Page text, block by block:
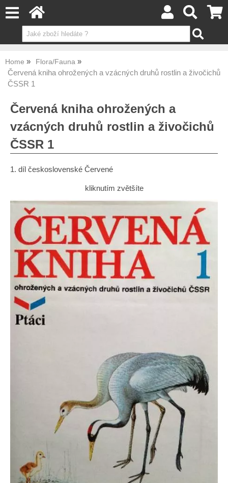
Home Flora/Fauna
Červená kniha ohrožených a vzácných druhů rostlin a živočichů
ČSSR 1
Červená kniha ohrožených a
vzácných druhů rostlin a živočichů
ČSSR 1
1. díl československé Červené
kliknutím zvětšíte